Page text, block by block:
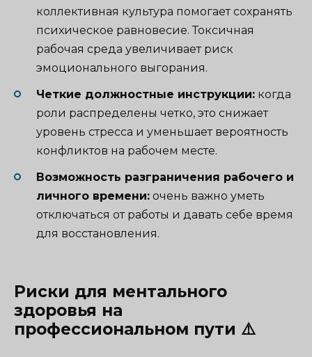
коллективная культура помогает сохранять
психическое равновесие. Токсичная
рабочая среда увеличивает риск
эмоционального выгорания.
Четкие должностные инструкции: когда
роли распределены четко, это снижает
уровень стресса и уменьшает вероятность
конфликтов на рабочем месте.
Возможность разграничения рабочего и
личного времени: очень важно уметь
отключаться от работы и давать себе время
для восстановления.
Риски для ментального
здоровья на
профессиональном пути ⚠️